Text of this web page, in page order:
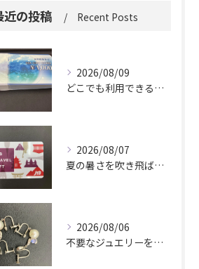
近の投稿 Recent Posts
2026/08/09
どこでも利用できる便利さ。
2026/08/07
夏の暑さを吹き飛ばしに来てください。
2026/08/06
不要なジュエリーを眠らせていませんか？